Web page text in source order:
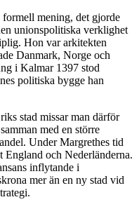
mening, det gjorde
unionspolitiska verklighet
Hon var arkitekten
Danmark, Norge och
i Kalmar 1397 stod
politiska bygge han
stad missar man därför
med en större
Under Margrethes tid
och Nederländerna.
inflytande i
mer än en ny stad vid